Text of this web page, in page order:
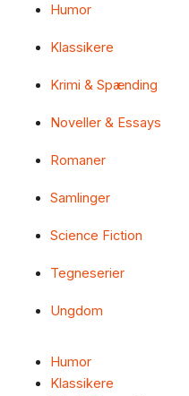
Humor
Klassikere
Krimi & Spænding
Noveller & Essays
Romaner
Samlinger
Science Fiction
Tegneserier
Ungdom
Humor
Klassikere